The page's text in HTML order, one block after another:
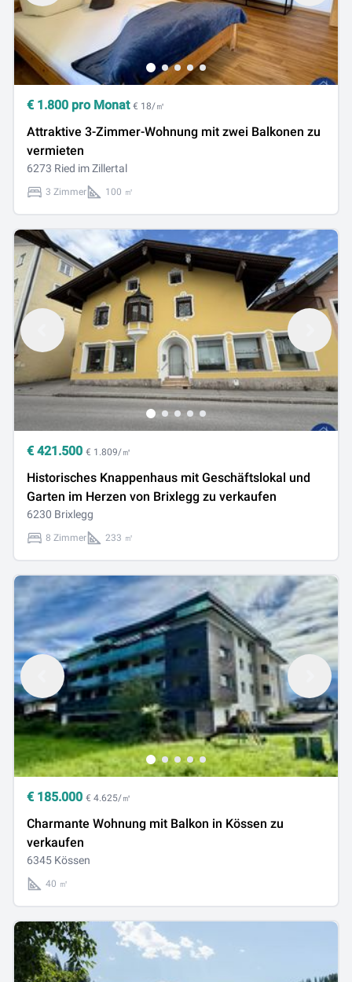
€ 1.800 pro Monat € 18/㎡
Attraktive 3-Zimmer-Wohnung mit zwei Balkonen zu
vermieten
6273 Ried im Zillertal
3 Zimmer 100 ㎡
€ 421.500 € 1.809/㎡
Historisches Knappenhaus mit Geschäftslokal und
Garten im Herzen von Brixlegg zu verkaufen
6230 Brixlegg
8 Zimmer 233 ㎡
€ 185.000 € 4.625/㎡
Charmante Wohnung mit Balkon in Kössen zu
verkaufen
6345 Kössen
40 ㎡